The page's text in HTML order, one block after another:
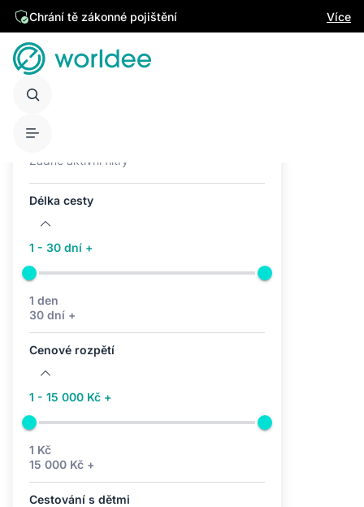
Chrání tě zákonné pojištění Více
Žádné aktivní filtry
Délka cesty
1 - 30 dní +
1 den
30 dní +
Cenové rozpětí
1 - 15 000 Kč +
1 Kč
15 000 Kč +
Cestování s dětmi